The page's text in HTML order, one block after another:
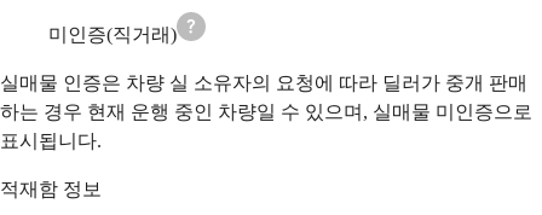
미인증(직거래)
실매물 인증은 차량 실 소유자의 요청에 따라 딜러가 중개 판매
하는 경우 현재 운행 중인 차량일 수 있으며, 실매물 미인증으로
표시됩니다.
적재함 정보